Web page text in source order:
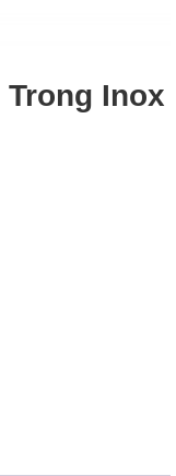
Trong Inox